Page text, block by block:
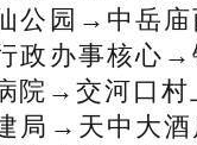
公园→中岳
政办事核心
院→交河口村
局→天中大